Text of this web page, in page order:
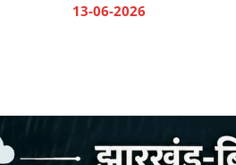
13-06-2026